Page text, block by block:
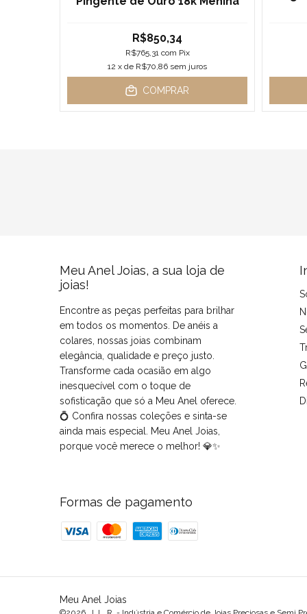
R$850,34
R$765,31 com Pix
12 x de R$70,86 sem juros
COMPRAR
Meu Anel Joias, a sua loja de
joias!
Encontre as peças perfeitas para brilhar
em todos os momentos. De anéis a
colares, nossas joias combinam
elegância, qualidade e preço justo.
Transforme cada ocasião em algo
inesquecível com o toque de
sofisticação que só a Meu Anel oferece.
💍 Confira nossas coleções e sinta-se
ainda mais especial. Meu Anel Joias,
porque você merece o melhor! 💎✨
Formas de pagamento
Meu Anel Joias